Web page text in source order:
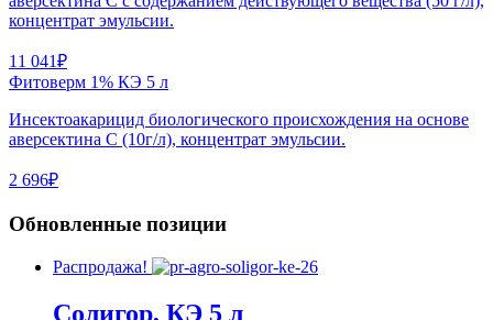
концентрат эмульсии.
11 041₽
Фитоверм 1% КЭ 5 л
Инсектоакарицид биологического происхождения на основе
аверсектина С (10г/л), концентрат эмульсии.
2 696₽
Обновленные позиции
Распродажа!
Солигор, КЭ 5 л